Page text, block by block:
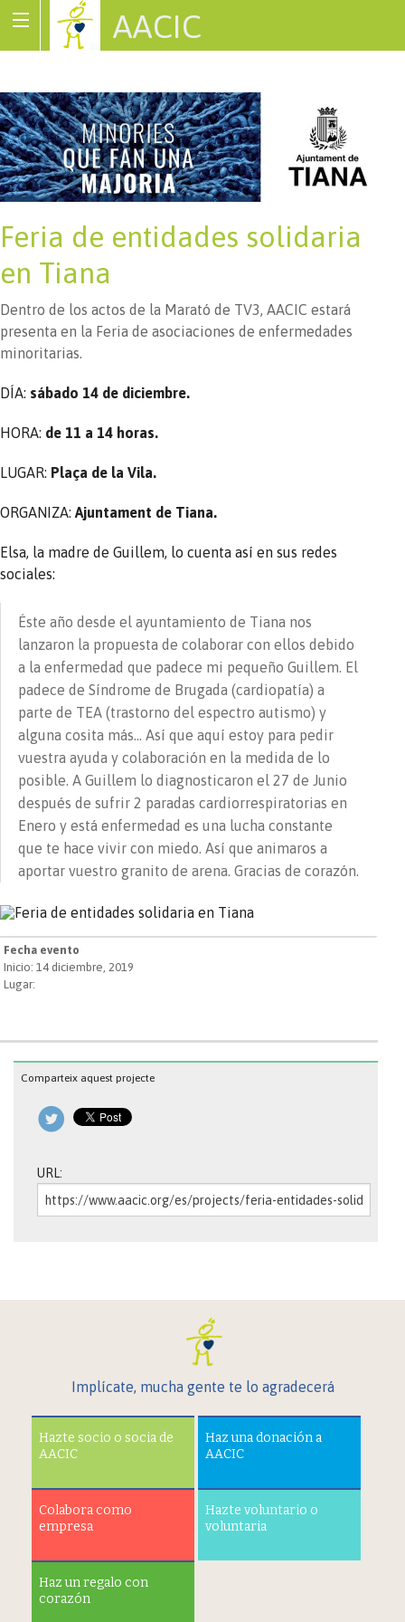
AACIC
Feria de entidades solidaria
en Tiana
Dentro de los actos de la Marató de TV3, AACIC estará
presenta en la Feria de asociaciones de enfermedades
minoritarias.
DÍA: sábado 14 de diciembre.
HORA: de 11 a 14 horas.
LUGAR: Plaça de la Vila.
ORGANIZA: Ajuntament de Tiana.
Elsa, la madre de Guillem, lo cuenta así en sus redes
sociales:
Éste año desde el ayuntamiento de Tiana nos
lanzaron la propuesta de colaborar con ellos debido
a la enfermedad que padece mi pequeño Guillem. El
padece de Síndrome de Brugada (cardiopatía) a
parte de TEA (trastorno del espectro autismo) y
alguna cosita más… Así que aquí estoy para pedir
vuestra ayuda y colaboración en la medida de lo
posible. A Guillem lo diagnosticaron el 27 de Junio
después de sufrir 2 paradas cardiorrespiratorias en
Enero y está enfermedad es una lucha constante
que te hace vivir con miedo. Así que animaros a
aportar vuestro granito de arena. Gracias de corazón.
Fecha evento
Inicio: 14 diciembre, 2019
Lugar:
Comparteix aquest projecte
URL:
Implícate, mucha gente te lo agradecerá
Hazte socio o socia de
AACIC
Haz una donación a
AACIC
Colabora como
empresa
Hazte voluntario o
voluntaria
Haz un regalo con
corazón